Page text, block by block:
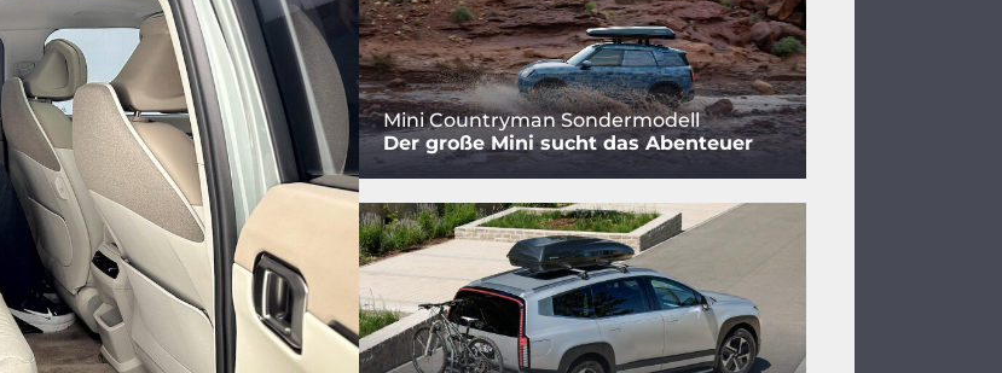
Mini Countryman Sondermodell
Der große Mini sucht das Abenteuer